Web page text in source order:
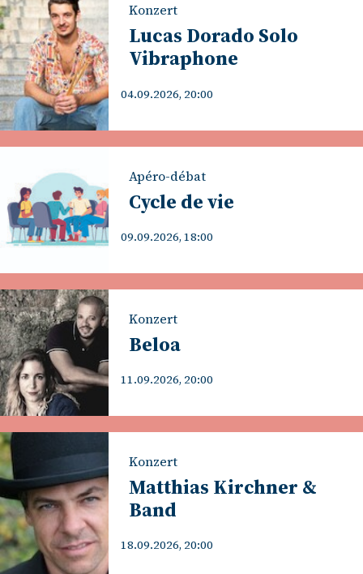
Konzert
Lucas Dorado Solo
Vibraphone
04.09.2026, 20:00
Apéro-débat
Cycle de vie
09.09.2026, 18:00
Konzert
Beloa
11.09.2026, 20:00
Konzert
Matthias Kirchner &
Band
18.09.2026, 20:00